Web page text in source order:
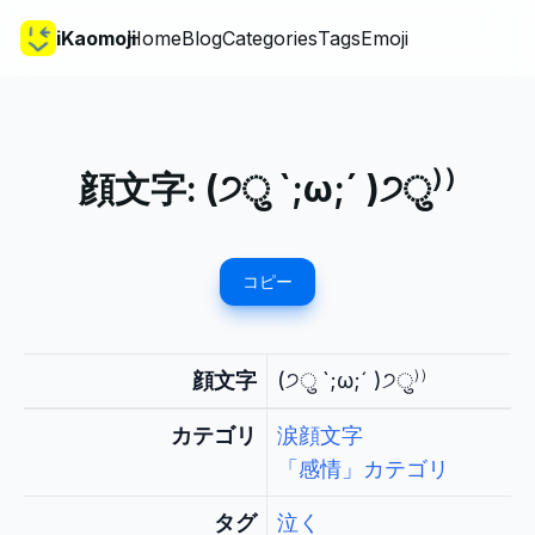
iKaomojiHomeBlogCategoriesTagsEmoji
顔文字: (੭ु `;ω;´ )੭ु⁾⁾
コピー
顔文字 (੭ु `;ω;´ )੭ु⁾⁾
カテゴリ
涙顔文字
「感情」カテゴリ
タグ 泣く